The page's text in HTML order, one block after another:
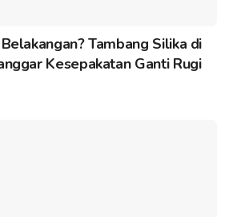
Tambang Silika di
Kesepakatan Ganti Rugi